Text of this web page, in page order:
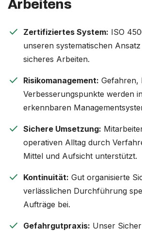
Arbeitens
check Zertifiziertes System: ISO
unseren systematischen
sicheres Arbeiten.
check Risikomanagement: Gefahren,
Verbesserungspunkte werden
erkennbaren
check Sichere Umsetzung:
operativen Alltag durch
Mittel und Aufsicht unterstützt.
check Kontinuität: Gut organisierte
verlässlichen Durchführung
Aufträge bei.
check Gefahrgutpraxis: Unser